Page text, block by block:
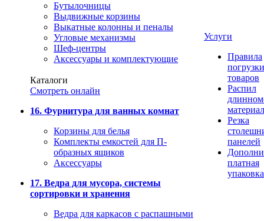
Бутылочницы
Выдвижные корзины
Выкатные колонны и пеналы
Угловые механизмы
Шеф-центры
Аксессуары и комплектующие
Каталоги
Смотреть онлайн
16. Фурнитура для ванных комнат
Корзины для белья
Комплекты емкостей для П-
образных ящиков
Аксессуары
17. Ведра для мусора, системы
сортировки и хранения
Ведра для каркасов с распашными
Услуги
Правила
погрузки
товаров
Распил
Резка
панелей
платная
упаковка